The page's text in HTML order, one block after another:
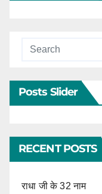
Posts Slider
RECENT POSTS
राधा जी के 32 नाम